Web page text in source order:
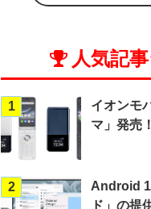
人気記
1
イオンモ
マ」発売
2
Android
ド」の提